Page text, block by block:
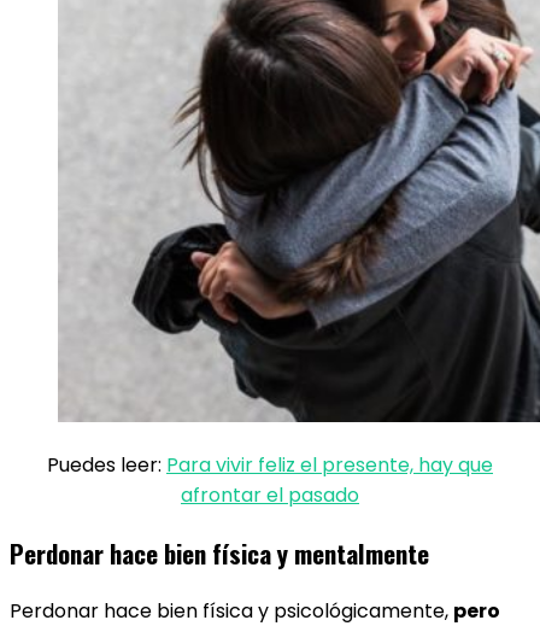
Puedes leer: Para vivir feliz el presente, hay que
afrontar el pasado
Perdonar hace bien física y mentalmente
Perdonar hace bien física y psicológicamente, pero